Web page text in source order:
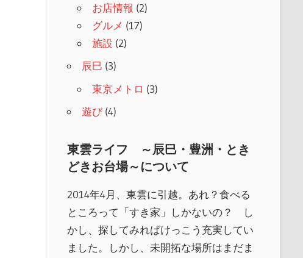
お店情報 (2)
グルメ (17)
施設 (2)
辰巳 (3)
東京メトロ (3)
遊び(4)
東雲ライフ ～辰巳・豊洲・とき
どきお台場～について
2014年4月、東雲に引越。あれ？食べる
ところって「すき家」しかないの？ し
かし、探してみればけっこう充実してい
ました。しかし、未開拓な場所はまだま